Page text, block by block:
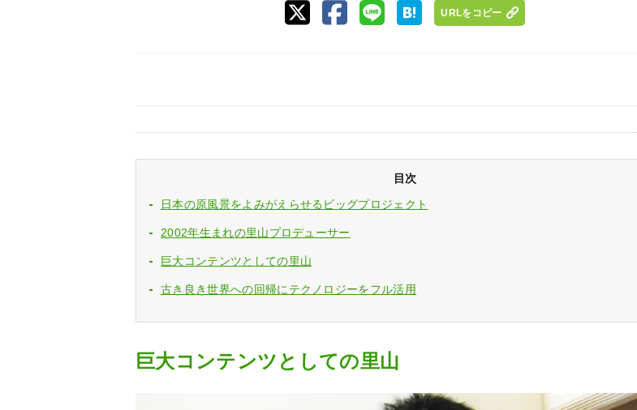
URLをコピー
目次
日本の原風景をよみがえらせるビッグプロジェクト
2002年生まれの里山プロデューサー
巨大コンテンツとしての里山
古き良き世界への回帰にテクノロジーをフル活用
巨大コンテンツとしての里山